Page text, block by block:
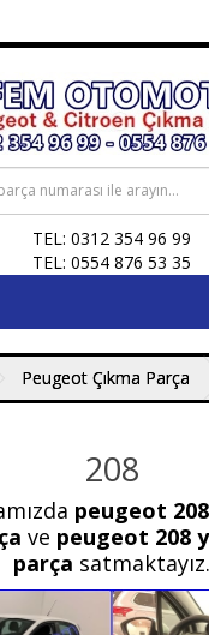
TEL: 0312 354 96 99
TEL: 0554 876 53 35
Peugeot Çıkma Parça
208
peugeot
ve peugeot 208
parça satmaktayız.